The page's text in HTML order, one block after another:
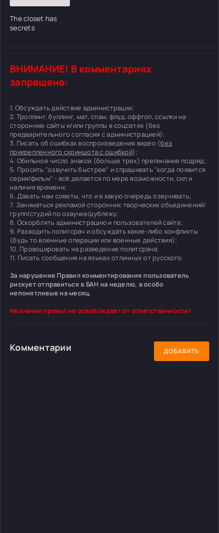
The closet has
secrets
ВНИМАНИЕ! В комментариях
запрещено:
1. Обсуждать действие администрации;
2. Троллинг, буллинг, мат, спам, флуд, оффтоп, ссылки на
сторонние сайты и/или группы в соцсетях (без
предварительного согласия с администрацией);
3. Писать об ошибках воспроизведения видео (без
прикрепленного скриншота с ошибкой);
4. Обильное число знаков (больше трех) препинания подряд;
5. Просить "озвучить быстрее" и спрашивать "когда появится
серия/фильм" - всё делается по мере возможности, сил и
наличия времени;
6. Давать нам советы, что и в какую очередь озвучивать;
7. Заниматься рекламой сторонних творческих объединений/
групп/студий по озвучке/дубляжу;
8. Оскорблять администрацию и пользователей сайта;
9. Разводить политсрач и обсуждать какие-либо конфликты
(будь то военные операции или военные действия);
10. Провоцировать на разведение политсрача;
11. Писать сообщения на языках отличных от русского.
За нарушение Правил комментирования пользователь
рискует отправиться в БАН на неделю, а особо
непонятливые на месяц.
Незнание правил не освобождает от ответственности!
Комментарии ДОБАВИТЬ